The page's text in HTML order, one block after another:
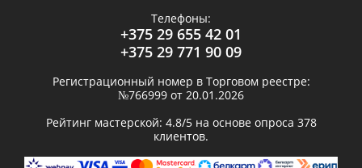
Телефоны:
+375 29 655 42 01
+375 29 771 90 09
Регистрационный номер в Торговом реестре:
№766999 от 20.01.2026
Рейтинг мастерской: 4.8/5 на основе опроса 378
клиентов.